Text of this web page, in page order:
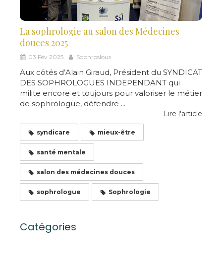
La sophrologie au salon des Médecines
douces 2025
03 Fév 2025 Sophroslous
Aux côtés d’Alain Giraud, Président du SYNDICAT
DES SOPHROLOGUES INDEPENDANT qui
milite encore et toujours pour valoriser le métier
de sophrologue, défendre ...
Lire l'article
syndicare mieux-être
santé mentale
salon des médecines douces
sophrologue Sophrologie
Catégories